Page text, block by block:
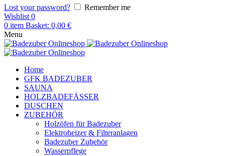
Lost your password?
Remember me
Wishlist 0
0 item Basket: 0,00 €
Menu
Home
GFK BADEZUBER
SAUNA
HOLZBADEFÄSSER
DUSCHEN
ZUBEHÖR
Holzöfen für Badezuber
Elektroheizer & Filteranlagen
Badezuber Zubehör
Wasserpflege